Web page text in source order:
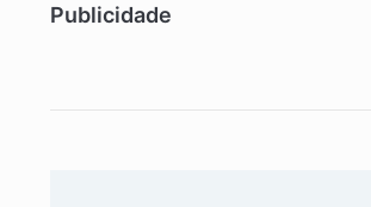
Publicidade